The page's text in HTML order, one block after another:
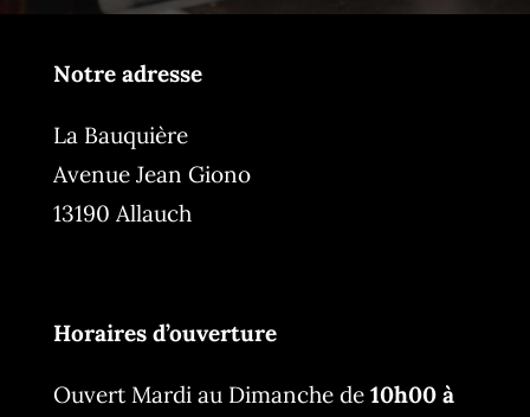
Notre adresse
La Bauquière
Avenue Jean Giono
13190 Allauch
Horaires d’ouverture
Ouvert Mardi au Dimanche de10h00 à